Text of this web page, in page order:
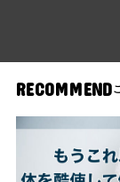
RECOMMEND